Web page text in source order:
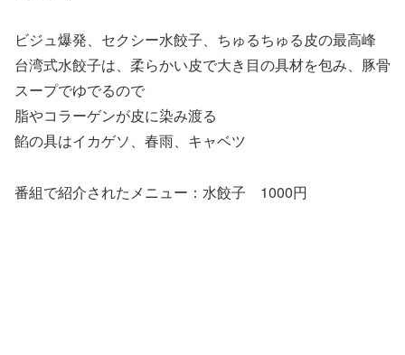
ビジュ爆発、セクシー水餃子、ちゅるちゅる皮の最高峰
台湾式水餃子は、柔らかい皮で大き目の具材を包み、豚骨
スープでゆでるので
脂やコラーゲンが皮に染み渡る
餡の具はイカゲソ、春雨、キャベツ
番組で紹介されたメニュー：水餃子 1000円